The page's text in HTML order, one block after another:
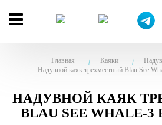
Главная Каяки
Надувной каяк трехместный Blau See
НАДУВНОЙ КАЯК
BLAU SEE WHALE-3